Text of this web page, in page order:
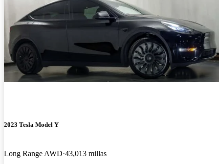
2023 Tesla Model Y
Long Range AWD 43,013 millas